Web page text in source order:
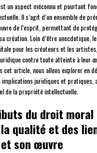
un aspect méconnu et pourtant
Il s’agit d’un ensemble de
de l’esprit, permettant de
création. Loin d’être anecdotique,
pour les créateurs et les
contre toute atteinte à leur
cet article, nous allons explorer en
juridiques et pratiques,
de la propriété intellectuelle.
du droit
qualité et des
son œuvre